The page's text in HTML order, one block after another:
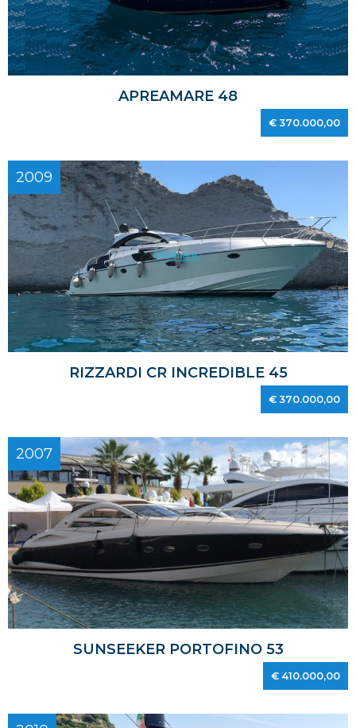
APREAMARE 48
€ 370.000,00
2009
RIZZARDI CR INCREDIBLE 45
€ 370.000,00
2007
SUNSEEKER PORTOFINO 53
€ 410.000,00